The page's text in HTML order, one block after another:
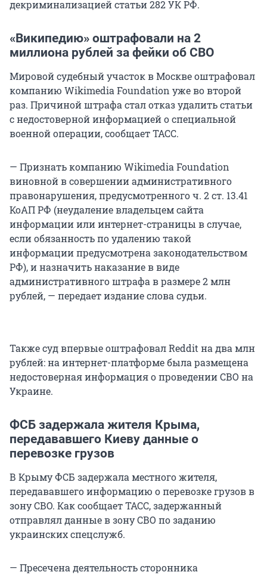
декриминализацией статьи 282 УК РФ.
«Википедию» оштрафовали на 2
миллиона рублей за фейки об СВО
Мировой судебный участок в Москве оштрафовал
компанию Wikimedia Foundation уже во второй
раз. Причиной штрафа стал отказ удалить статьи
с недостоверной информацией о специальной
военной операции, сообщает ТАСС.
— Признать компанию Wikimedia Foundation
виновной в совершении административного
правонарушения, предусмотренного ч. 2 ст. 13.41
КоАП РФ (неудаление владельцем сайта
информации или интернет-страницы в случае,
если обязанность по удалению такой
информации предусмотрена законодательством
РФ), и назначить наказание в виде
административного штрафа в размере 2 млн
рублей, — передает издание слова судьи.
Также суд впервые оштрафовал Reddit на два млн
рублей: на интернет-платформе была размещена
недостоверная информация о проведении СВО на
Украине.
ФСБ задержала жителя Крыма,
передававшего Киеву данные о
перевозке грузов
В Крыму ФСБ задержала местного жителя,
передававшего информацию о перевозке грузов в
зону СВО. Как сообщает ТАСС, задержанный
отправлял данные в зону СВО по заданию
украинских спецслужб.
— Пресечена деятельность сторонника